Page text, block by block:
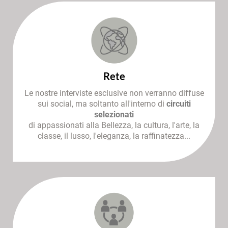
Rete
Le nostre interviste esclusive non verranno diffuse
sui social, ma soltanto all'interno di circuiti
selezionati
di appassionati alla Bellezza, la cultura, l'arte, la
classe, il lusso, l'eleganza, la raffinatezza...